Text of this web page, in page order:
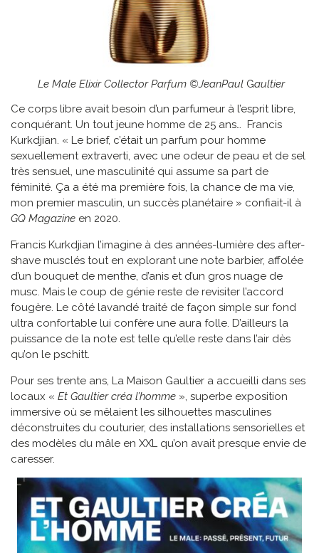
Le Male Elixir Collector Parfum ©JeanPaul Gaultier
Ce corps libre avait besoin d’un parfumeur à l’esprit libre,
conquérant. Un tout jeune homme de 25 ans… Francis
Kurkdjian. « Le brief, c’était un parfum pour homme
sexuellement extraverti, avec une odeur de peau et de sel
très sensuel, une masculinité qui assume sa part de
féminité. Ça a été ma première fois, la chance de ma vie,
mon premier masculin, un succès planétaire » confiait-il à
GQ Magazine en 2020.
Francis Kurkdjian l’imagine à des années-lumière des after-
shave musclés tout en explorant une note barbier, affolée
d’un bouquet de menthe, d’anis et d’un gros nuage de
musc. Mais le coup de génie reste de revisiter l’accord
fougère. Le côté lavandé traité de façon simple sur fond
ultra confortable lui confère une aura folle. D’ailleurs la
puissance de la note est telle qu’elle reste dans l’air dès
qu’on le pschitt.
Pour ses trente ans, La Maison Gaultier a accueilli dans ses
locaux « Et Gaultier créa l’homme », superbe exposition
immersive où se mêlaient les silhouettes masculines
déconstruites du couturier, des installations sensorielles et
des modèles du mâle en XXL qu’on avait presque envie de
caresser.